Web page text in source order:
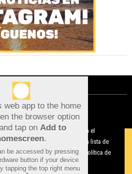
PUBLICIDAD
de uso| Protección de datos
web app to the home
the browser option
tap on Add to
.
be accessed by pressing
button if your device
tapping the top right menu
el Uso de cookies:
nuestras y de terceros para el
del digital. Puedes consultar la lista de
desconectarlas. Ver nuestra Política de
Cookies